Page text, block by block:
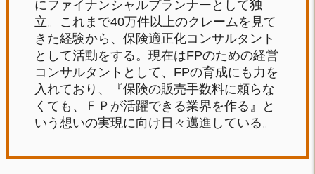
にファイナンシャルプランナーとして独
立。これまで40万件以上のクレームを見て
きた経験から、保険適正化コンサルタント
として活動をする。現在はFPのための経営
コンサルタントとして、FPの育成にも力を
入れており、『保険の販売手数料に頼らな
くても、ＦＰが活躍できる業界を作る』と
いう想いの実現に向け日々邁進している。